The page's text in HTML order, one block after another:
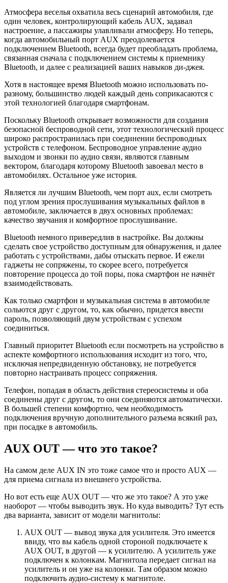
Атмосфера веселья охватила весь сценарий автомобиля, где
один человек, контролирующий кабель AUX, задавал
настроение, а пассажиры улавливали атмосферу. Но теперь,
когда автомобильный порт AUX преодолевается
подключением Bluetooth, всегда будет преобладать проблема,
связанная сначала с подключением системы к приемнику
Bluetooth, и далее с реализацией ваших навыков ди-джея.
Хотя в настоящее время Bluetooth можно использовать по-
разному, большинство людей каждый день соприкасаются с
этой технологией благодаря смартфонам.
Поскольку Bluetooth открывает возможности для создания
безопасной беспроводной сети, этот технологический процесс
широко распространилась при соединении беспроводных
устройств с телефоном. Беспроводное управление аудио
выходом и звонки по аудио связи, являются главным
вектором, благодаря которому Bluetooth завоевал место в
автомобилях. Остальное уже история.
Является ли лучшим Bluetooth, чем порт aux, если смотреть
под углом зрения прослушивания музыкальных файлов в
автомобиле, заключается в двух основных проблемах:
качество звучания и комфортное прослушивание.
Bluetooth немного привередлив в настройке. Вы должны
сделать свое устройство доступным для обнаружения, и далее
работать с устройствами, дабы отыскать первое. И ежели
гаджеты не сопряжены, то скорее всего, потребуется
повторение процесса до той поры, пока смартфон не начнёт
взаимодействовать.
Как только смартфон и музыкальная система в автомобиле
сольются друг с другом, то, как обычно, придется ввести
пароль, позволяющий двум устройствам с успехом
соединиться.
Главный приоритет Bluetooth если посмотреть на устройство в
аспекте комфортного использования исходит из того, что,
исключая непредвиденную обстановку, не потребуется
повторно настраивать процесс сопряжения.
Телефон, попадая в область действия стереосистемы и оба
соединены друг с другом, то они соединяются автоматически.
В большей степени комфортно, чем необходимость
подключения вручную дополнительного разъема всякий раз,
при посадке в автомобиль.
AUX OUT — что это такое?
На самом деле AUX IN это тоже самое что и просто AUX —
для приема сигнала из внешнего устройства.
Но вот есть еще AUX OUT — что же это такое? А это уже
наоборот — чтобы выводить звук. Но куда выводить? Тут есть
два варианта, зависит от модели магнитолы:
AUX OUT — вывод звука для усилителя. Это имеется
ввиду, что вы кабель одной стороной подключаете к
AUX OUT, в другой — к усилителю. А усилитель уже
подключен к колонкам. Магнитола передает сигнал на
усилитель и он уже на колонки. Там образом можно
подключить аудио-систему к магнитоле.